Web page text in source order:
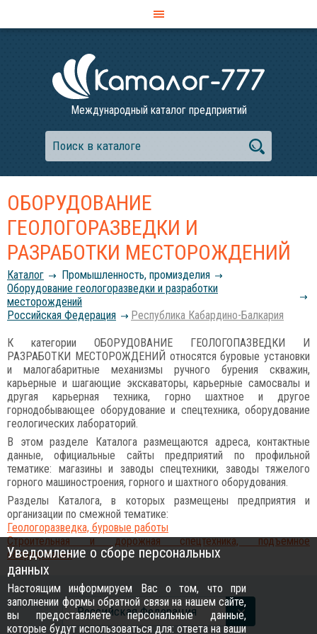
Международный каталог предприятий
ОБОРУДОВАНИЕ
ГЕОЛОГОРАЗВЕДКИ И
РАЗРАБОТКИ МЕСТОРОЖДЕНИЙ
Каталог
Промышленность, промизделия
Оборудование геологоразведки и разработки
месторождений
Российcкая Федерация
Республика Кабардино-Балкария
К категории ОБОРУДОВАНИЕ ГЕОЛОГОПАЗВЕДКИ И
РАЗРАБОТКИ МЕСТОРОЖДЕНИЙ относятся буровые установки
и малогабаритные механизмы ручного бурения скважин,
карьерные и шагающие экскаваторы, карьерные самосвалы и
другая карьерная техника, горно шахтное и другое
горнодобывающее оборудование и спецтехника, оборудование
геологических лабораторий.
В этом разделе Каталога размещаются адреса, контактные
данные, официальные сайты предприятий по профильной
тематике: магазины и заводы спецтехники, заводы тяжелого
горного машиностроения, горного и шахтного оборудования.
Разделы Каталога, в которых размещены предприятия и
организации по смежной тематике:
Геологоразведка, буровые работы
Строительная и дорожная спецтехника, подъемное
оборудование
Российcкая Федерация
Уведомление о сборе персональных
данных
Настоящим информируем Вас о том, что при
заполнении формы обратной связи на нашем сайте,
вы предоставляете персональные данные,
которые будут использоваться для: ответа на ваши